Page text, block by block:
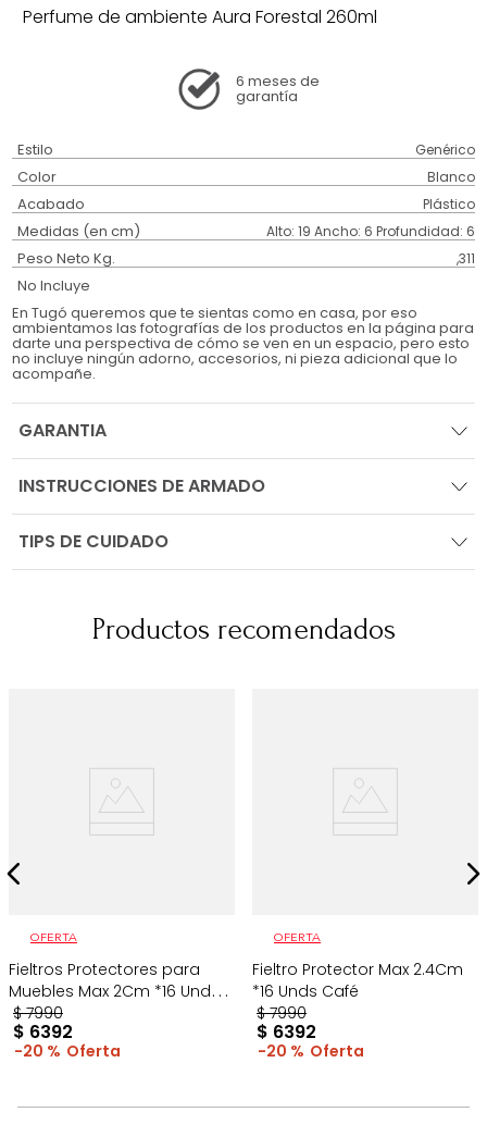
Perfume de ambiente Aura Forestal 260ml
6 meses de
garantía
Estilo Genérico
Color Blanco
Acabado Plástico
Medidas (en cm) Alto: 19 Ancho: 6 Profundidad: 6
Peso Neto Kg. ,311
No Incluye
En Tugó queremos que te sientas como en casa, por eso
ambientamos las fotografías de los productos en la página para
darte una perspectiva de cómo se ven en un espacio, pero esto
no incluye ningún adorno, accesorios, ni pieza adicional que lo
acompañe.
GARANTIA
INSTRUCCIONES DE ARMADO
TIPS DE CUIDADO
Productos recomendados
OFERTA
Fieltros Protectores para
Muebles Max 2Cm *16 Unds
Café
$ 7990
$ 6392
20 %
OFERTA
Fieltro Protector Max 2.4Cm
*16 Unds Café
$ 7990
$ 6392
20 %